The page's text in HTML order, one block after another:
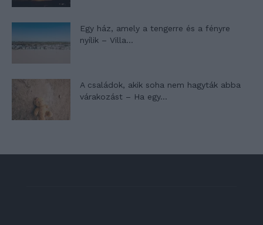
Egy ház, amely a tengerre és a fényre
nyílik – Villa...
A családok, akik soha nem hagyták abba
várakozást – Ha egy...